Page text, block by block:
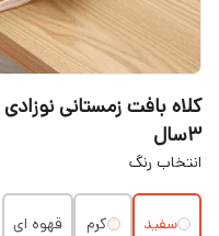
۳سال
انتخاب رنگ
سفید کرم قهوه ای